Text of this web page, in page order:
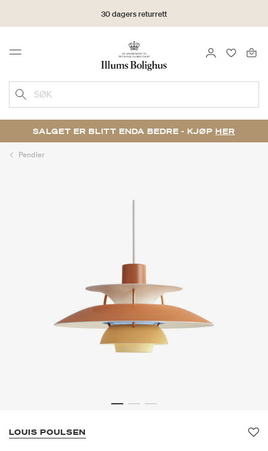
30 dagers returrett
Menu LOGG INN
SØK
SALGET ER BLITT ENDA BEDRE - KJØP HER
Pendler
LOUIS POULSEN